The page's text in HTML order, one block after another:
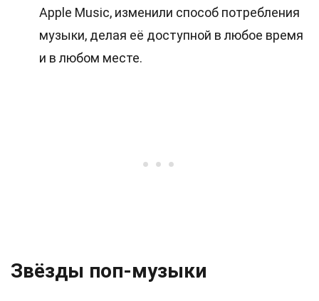
Apple Music, изменили способ потребления
музыки, делая её доступной в любое время
и в любом месте.
Звёзды поп-музыки